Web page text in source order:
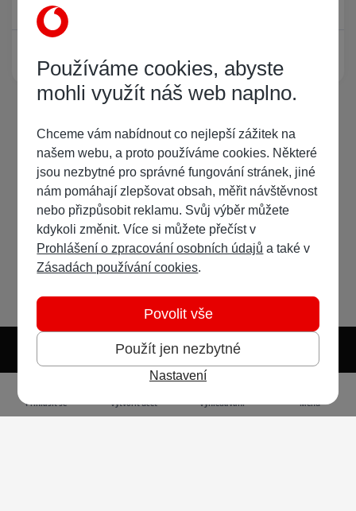
Žádný registrovaný uživatel si neprohlíží tuto stránku
Světlý režim Předvolba systému
Přihlásit se Vytvořit účet Vyhledávání Menu
Používáme cookies, abyste
mohli využít náš web naplno.
Chceme vám nabídnout co nejlepší zážitek na
našem webu, a proto používáme cookies. Některé
jsou nezbytné pro správné fungování stránek, jiné
nám pomáhají zlepšovat obsah, měřit návštěvnost
nebo přizpůsobit reklamu. Svůj výběr můžete
kdykoli změnit. Více si můžete přečíst v
Prohlášení o zpracování osobních údajů a také v
Zásadách používání cookies.
Použít jen nezbytné
Povolit vše
Nastavení